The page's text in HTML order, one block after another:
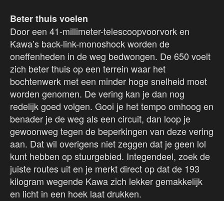
Beter thuis voelen
Door een 41-millimeter-telescoopvoorvork en
Kawa’s back-link-monoshock worden de
oneffenheden in de weg bedwongen. De 650 voelt
zich beter thuis op een terrein waar het
bochtenwerk met een minder hoge snelheid moet
worden genomen. De vering kan je dan nog
redelijk goed volgen. Gooi je het tempo omhoog en
benader je de weg als een circuit, dan loop je
gewoonweg tegen de beperkingen van deze vering
aan. Dat wil overigens niet zeggen dat je geen lol
kunt hebben op stuurgebied. Integendeel, zoek de
juiste routes uit en je merkt direct op dat de 193
kilogram wegende Kawa zich lekker gemakkelijk
en licht in een hoek laat drukken.